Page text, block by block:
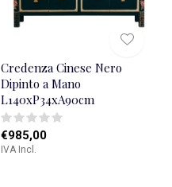
Credenza Cinese Nero
Dipinto a Mano
L140xP34xA90cm
€985,00
IVA Incl.